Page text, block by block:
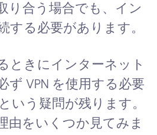
り合う場合でも、イン
する必要があります。
ときにインターネット
ず VPN を使用する必要
いう疑問が残ります。
由をいくつか見てみま